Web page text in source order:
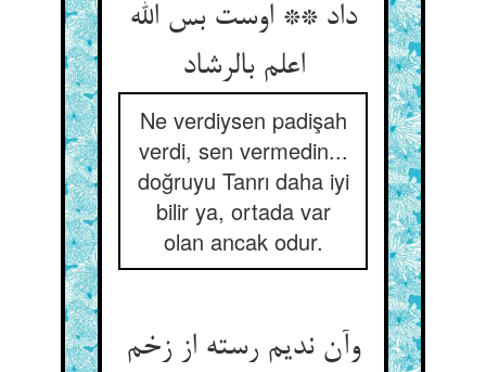
داد ** اوست بس الله
اعلم بالرشاد
Ne verdiysen padişah
verdi, sen vermedin...
doğruyu Tanrı daha iyi
bilir ya, ortada var
olan ancak odur.
وآن ندیم رسته از زخم